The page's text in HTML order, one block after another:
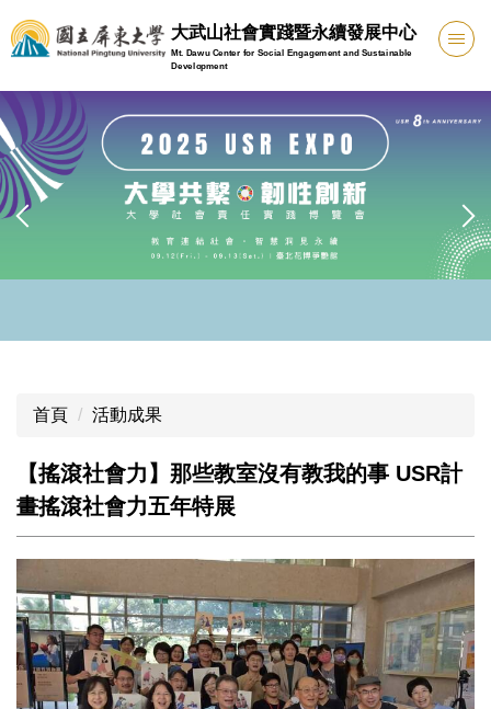
跳
到
要
內
容
區
大武山社會實踐暨永續發展中心
Mt. Dawu Center for Social Engagement and Sustainable
Development
首頁 活動成果
【搖滾社會力】那些教室沒有教我的事 USR計
畫搖滾社會力五年特展